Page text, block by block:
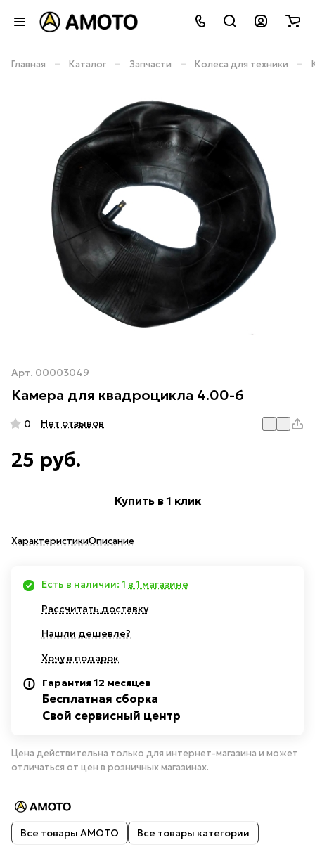
Главная – Каталог – Запчасти – Колеса для техники –
Арт. 00003049
Камера для квадроцикла 4.00-6
0 Нет отзывов
25 руб.
Купить в 1 клик
ХарактеристикиОписание
Есть в наличии: 1 в 1 магазине
Рассчитать доставку
Нашли дешевле?
Хочу в подарок
Гарантия 12 месяцев
Бесплатная сборка
Свой сервисный центр
Цена действительна только для интернет-магазина и может
отличаться от цен в розничных магазинах.
Все товары AMOTO Все товары категории